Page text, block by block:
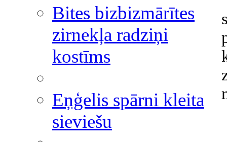
Bites bizbizmārītes
zirnekļa radziņi
kostīms
Eņģelis spārni kleita
sieviešu